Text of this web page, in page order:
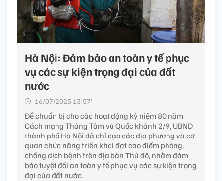
Hà Nội: Đảm bảo an toàn y tế phục
vụ các sự kiện trọng đại của đất
nước
16/07/2025 13:57’
Để chuẩn bị cho các hoạt động kỷ niệm 80 năm
Cách mạng Tháng Tám và Quốc khánh 2/9, UBND
thành phố Hà Nội đã chỉ đạo các địa phương và cơ
quan chức năng triển khai đợt cao điểm phòng,
chống dịch bệnh trên địa bàn Thủ đô, nhằm đảm
bảo tuyệt đối an toàn y tế phục vụ các sự kiện trọng
đại của đất nước.